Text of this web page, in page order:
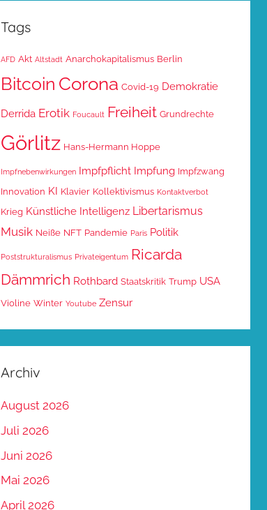
Tags
AFD Akt Altstadt Anarchokapitalismus Berlin
Bitcoin Corona Covid-19 Demokratie
Derrida Erotik Foucault Freiheit Grundrechte
Görlitz Hans-Hermann Hoppe
Impfnebenwirkungen Impfpflicht Impfung Impfzwang
Innovation KI Klavier Kollektivismus Kontaktverbot
Krieg Künstliche Intelligenz Libertarismus
Musik Neiße NFT Pandemie Paris Politik
Poststrukturalismus Privateigentum Ricarda
Dämmrich Rothbard Staatskritik Trump USA
Violine Winter Youtube Zensur
Archiv
August 2026
Juli 2026
Juni 2026
Mai 2026
April 2026